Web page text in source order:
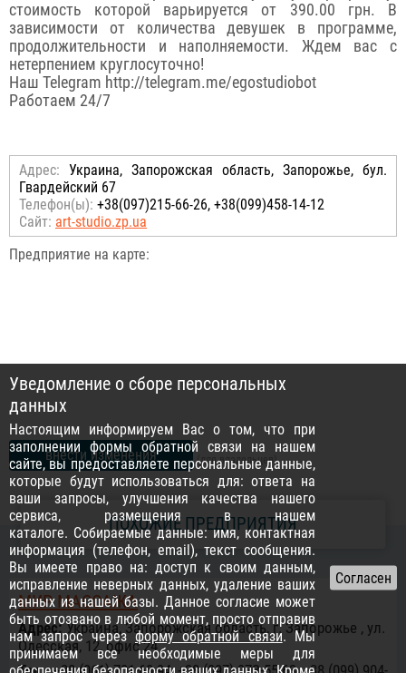
стоимость которой варьируется от 390.00 грн. В
зависимости от количества девушек в программе,
продолжительности и наполняемости. Ждем вас с
нетерпением круглосуточно!
Наш Telegram http://telegram.me/egostudiobot
Работаем 24/7
Адрес: Украина, Запорожская область, Запорожье, бул.
Гвардейский 67
Телефон(ы): +38(097)215-66-26, +38(099)458-14-12
Сайт: art-studio.zp.ua
Предприятие на карте:
внести изменения (для владельцев)
ПОХОЖИЕ ПРЕДПРИЯТИЯ
МИР МАССАЖА
Адрес:Украина, Запорожская область, г. Запорожье , ул.
Одесская, 12, офис 24
Уведомление о сборе персональных
данных
Настоящим информируем Вас о том, что при
заполнении формы обратной связи на нашем
сайте, вы предоставляете персональные данные,
которые будут использоваться для: ответа на
ваши запросы, улучшения качества нашего
сервиса, размещения в нашем
каталоге. Собираемые данные: имя, контактная
информация (телефон, email), текст сообщения.
Вы имеете право на: доступ к своим данным,
исправление неверных данных, удаление ваших
данных из нашей базы. Данное согласие может
быть отозвано в любой момент, просто отправив
нам запрос черезформу обратной связи. Мы
принимаем все необходимые меры для